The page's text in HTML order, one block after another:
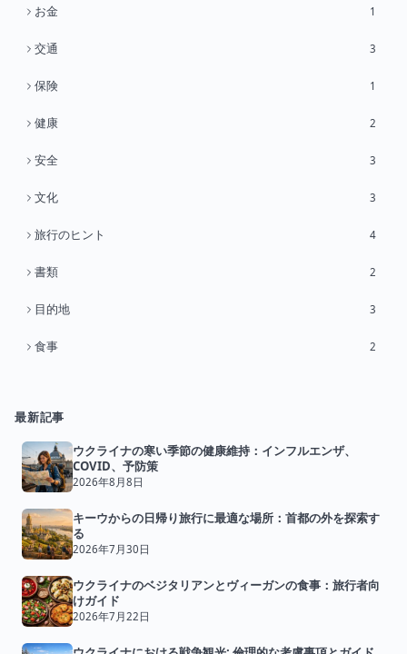
お金 1
交通 3
保険 1
健康 2
安全 3
文化 3
旅行のヒント 4
書類 2
目的地 3
食事 2
最新記事
ウクライナの寒い季節の健康維持：インフルエンザ、
COVID、予防策
2026年8月8日
キーウからの日帰り旅行に最適な場所：首都の外を探索す
る
2026年7月30日
ウクライナのベジタリアンとヴィーガンの食事：旅行者向
けガイド
2026年7月22日